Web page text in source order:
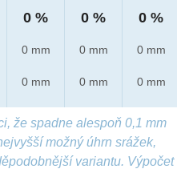
0 %
0 mm
0 mm
0 %
0 mm
0 mm
0 %
0 mm
0 mm
že spadne alespoň 0,1 mm
možný úhrn srážek,
variantu. Výpočet